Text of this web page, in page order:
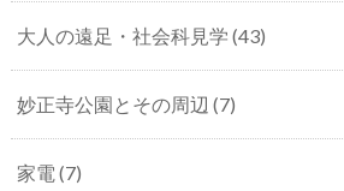
大人の遠足・社会科見学 (43)
妙正寺公園とその周辺 (7)
家電 (7)